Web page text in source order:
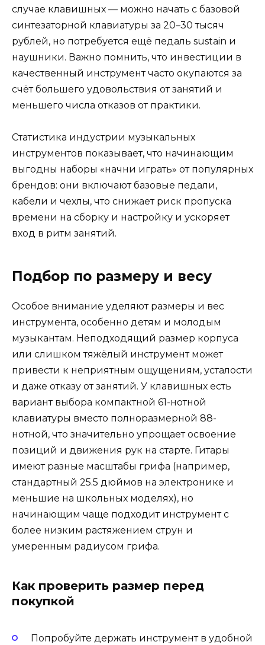
случае клавишных — можно начать с базовой
синтезаторной клавиатуры за 20–30 тысяч
рублей, но потребуется ещё педаль sustain и
наушники. Важно помнить, что инвестиции в
качественный инструмент часто окупаются за
счёт большего удовольствия от занятий и
меньшего числа отказов от практики.
Статистика индустрии музыкальных
инструментов показывает, что начинающим
выгодны наборы «начни играть» от популярных
брендов: они включают базовые педали,
кабели и чехлы, что снижает риск пропуска
времени на сборку и настройку и ускоряет
вход в ритм занятий.
Подбор по размеру и весу
Особое внимание уделяют размеры и вес
инструмента, особенно детям и молодым
музыкантам. Неподходящий размер корпуса
или слишком тяжёлый инструмент может
привести к неприятным ощущениям, усталости
и даже отказу от занятий. У клавишных есть
вариант выбора компактной 61-нотной
клавиатуры вместо полноразмерной 88-
нотной, что значительно упрощает освоение
позиций и движения рук на старте. Гитары
имеют разные масштабы грифа (например,
стандартный 25.5 дюймов на электронике и
меньшие на школьных моделях), но
начинающим чаще подходит инструмент с
более низким растяжением струн и
умеренным радиусом грифа.
Как проверить размер перед
покупкой
Попробуйте держать инструмент в удобной